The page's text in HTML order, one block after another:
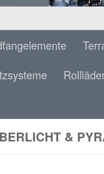
&